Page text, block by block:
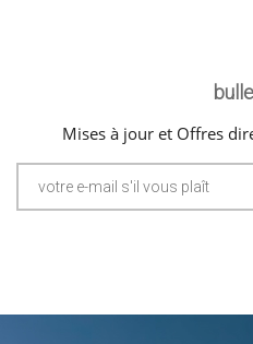
Mises à jour et Offres